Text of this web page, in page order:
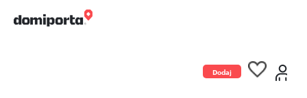
Dodaj